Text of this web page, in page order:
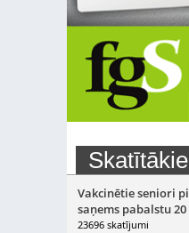
Vakcinētie seniori
saņems pabalstu
23696 skatījumi